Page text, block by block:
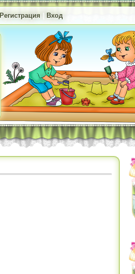
Регистрация Вход